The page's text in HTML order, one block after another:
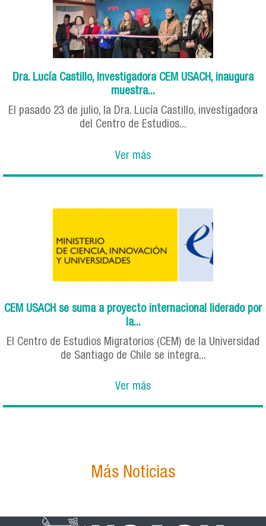
Dra. Lucía Castillo, Investigadora CEM USACH, inaugura
muestra...
El pasado 23 de julio, la Dra. Lucía Castillo, investigadora
del Centro de Estudios...
Ver más
CEM USACH se suma a proyecto internacional liderado por
la...
El Centro de Estudios Migratorios (CEM) de la Universidad
de Santiago de Chile se integra...
Ver más
Más Noticias